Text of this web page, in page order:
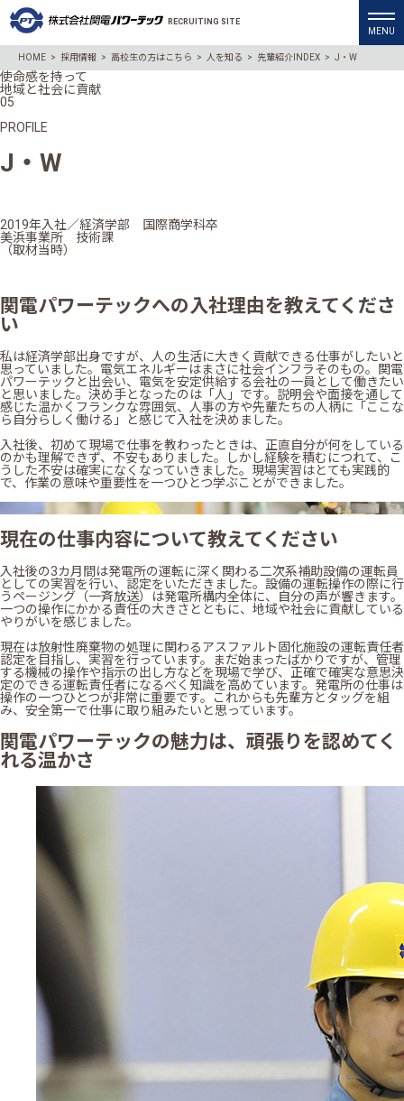
RECRUITING SITE
HOME > 採用情報 > 高校生の方はこちら > 人を知る > 先輩紹介INDEX > J・W
使命感を持って
地域と社会に貢献
05
PROFILE
J・W
2019年入社／経済学部 国際商学科卒
美浜事業所 技術課
（取材当時）
関電パワーテックへの入社理由を教えてくださ
い
私は経済学部出身ですが、人の生活に大きく貢献できる仕事がしたいと
思っていました。電気エネルギーはまさに社会インフラそのもの。関電
パワーテックと出会い、電気を安定供給する会社の一員として働きたい
と思いました。決め手となったのは「人」です。説明会や面接を通して
感じた温かくフランクな雰囲気、人事の方や先輩たちの人柄に「ここな
ら自分らしく働ける」と感じて入社を決めました。
入社後、初めて現場で仕事を教わったときは、正直自分が何をしている
のかも理解できず、不安もありました。しかし経験を積むにつれて、こ
うした不安は確実になくなっていきました。現場実習はとても実践的
で、作業の意味や重要性を一つひとつ学ぶことができました。
現在の仕事内容について教えてください
入社後の3カ月間は発電所の運転に深く関わる二次系補助設備の運転員
としての実習を行い、認定をいただきました。設備の運転操作の際に行
うページング（一斉放送）は発電所構内全体に、自分の声が響きます。
一つの操作にかかる責任の大きさとともに、地域や社会に貢献している
やりがいを感じました。
現在は放射性廃棄物の処理に関わるアスファルト固化施設の運転責任者
認定を目指し、実習を行っています。まだ始まったばかりですが、管理
する機械の操作や指示の出し方などを現場で学び、正確で確実な意思決
定のできる運転責任者になるべく知識を高めています。発電所の仕事は
操作の一つひとつが非常に重要です。これからも先輩方とタッグを組
み、安全第一で仕事に取り組みたいと思っています。
関電パワーテックの魅力は、頑張りを認めてく
れる温かさ